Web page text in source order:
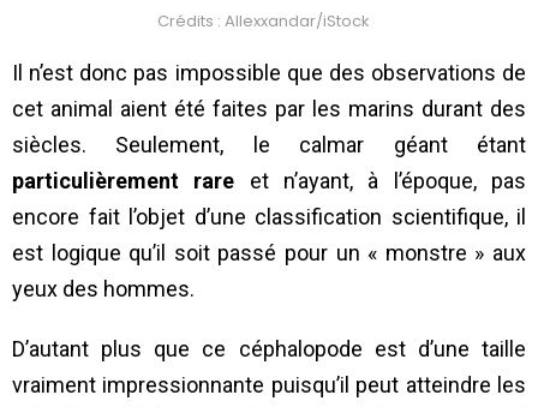
Crédits : Allexxandar/iStock
Il n’est donc pas impossible que des observations de
cet animal aient été faites par les marins durant des
siècles. Seulement, le calmar géant étant
particulièrement rare et n’ayant, à l’époque, pas
encore fait l’objet d’une classification scientifique, il
est logique qu’il soit passé pour un « monstre » aux
yeux des hommes.
D’autant plus que ce céphalopode est d’une taille
vraiment impressionnante puisqu’il peut atteindre les